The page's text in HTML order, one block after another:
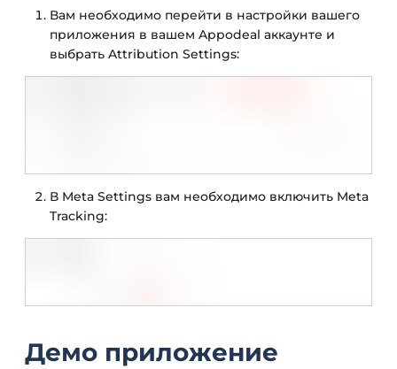
Вам необходимо перейти в настройки вашего
приложения в вашем Appodeal аккаунте и
выбрать Attribution Settings:
В Meta Settings вам необходимо включить Meta
Tracking:
Демо приложение